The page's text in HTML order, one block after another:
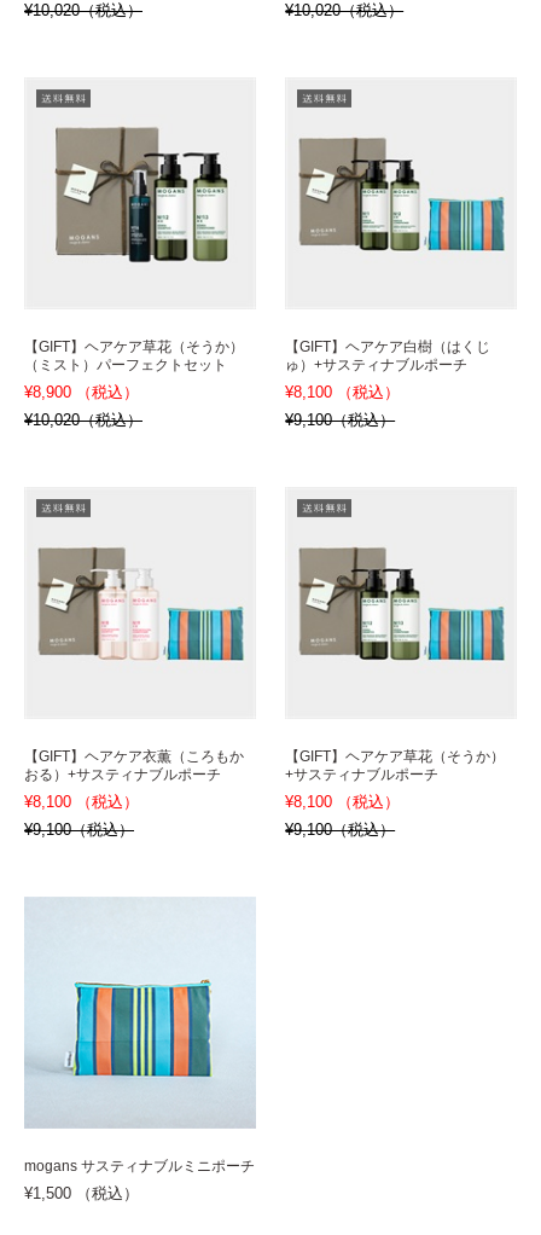
¥10,020（税込）
¥10,020（税込）
【GIFT】ヘアケア草花（そうか）
（ミスト）パーフェクトセット
¥8,900 （税込）
¥10,020（税込）
【GIFT】ヘアケア白樹（はくじ
ゅ）+サスティナブルポーチ
¥8,100 （税込）
¥9,100（税込）
【GIFT】ヘアケア衣薫（ころもか
おる）+サスティナブルポーチ
¥8,100 （税込）
¥9,100（税込）
【GIFT】ヘアケア草花（そうか）
+サスティナブルポーチ
¥8,100 （税込）
¥9,100（税込）
mogans サスティナブルミニポーチ
¥1,500 （税込）